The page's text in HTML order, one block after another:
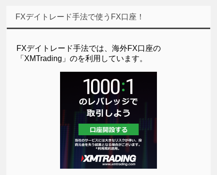
FXデイトレード手法で使うFX口座！
FXデイトレード手法では、海外FX口座の
「XMTrading」のを利用しています。